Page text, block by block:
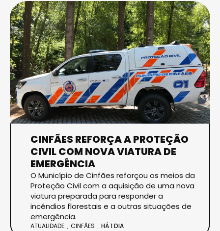
CINFÃES REFORÇA A PROTEÇÃO
CIVIL COM NOVA VIATURA DE
EMERGÊNCIA
O Município de Cinfães reforçou os meios da
Proteção Civil com a aquisição de uma nova
viatura preparada para responder a
incêndios florestais e a outras situações de
emergência.
ATUALIDADE CINFÃES HÁ 1 DIA